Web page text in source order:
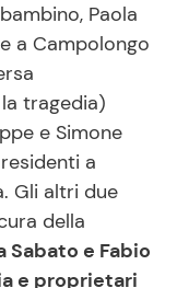
Paola
a Campolongo
tragedia)
e Simone
a
Gli altri due
della
Sabato e Fabio
e proprietari